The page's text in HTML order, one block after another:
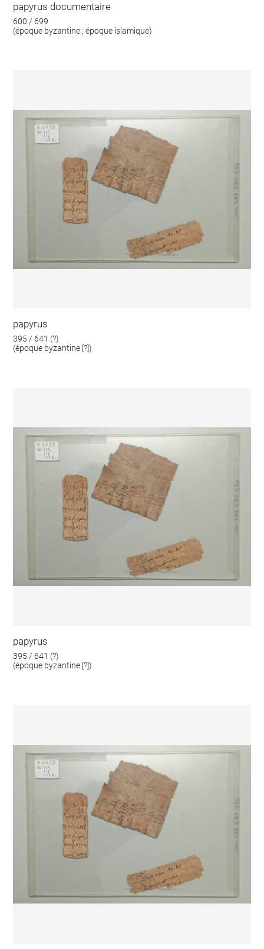
papyrus documentaire
600 / 699
(époque byzantine ; époque islamique)
papyrus
395 / 641 (?)
(époque byzantine [?])
papyrus
395 / 641 (?)
(époque byzantine [?])